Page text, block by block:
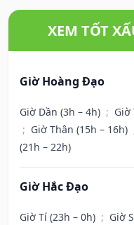
XEM TỐT
Giờ Hoàng Đạo
Giờ Dần (3h – 4h) ; Giờ
; Giờ Thân (15h – 16h)
(21h – 22h)
Giờ Hắc Đạo
Giờ Tí (23h – 0h) ; Giờ